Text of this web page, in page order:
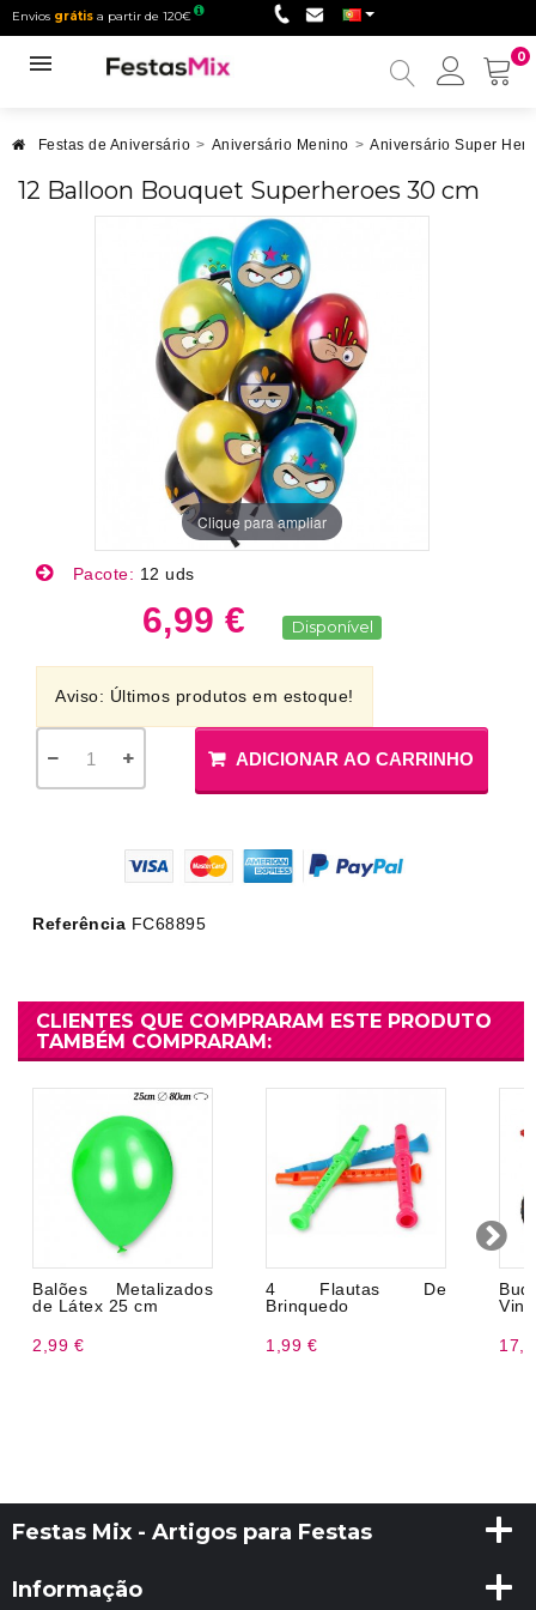
Envios grátis a partir de 120€
0
Minha
Festas de Aniversário > Aniversário Menino > Aniversário Super
12 Balloon Bouquet Superheroes 30 cm
Clique para ampliar
Pacote: 12 uds
6,99 € Disponível
Aviso: Últimos produtos em estoque!
ADICIONAR AO CARRINHO
Referência FC68895
CLIENTES QUE COMPRARAM ESTE PRODUTO
TAMBÉM COMPRARAM:
Balões Metalizados
de Látex 25 cm
2,99 €
4 Flautas De
Brinquedo
1,99 €
Festas Mix - Artigos para Festas
Informação